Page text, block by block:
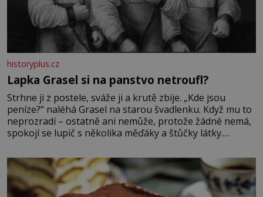
historyplus.cz
Lapka Grasel si na panstvo netroufl?
Strhne ji z postele, sváže ji a krutě zbije. „Kde jsou
peníze?“ naléhá Grasel na starou švadlenku. Když mu to
neprozradí – ostatně ani nemůže, protože žádné nemá,
spokojí se lupič s několika měďáky a štůčky látky.
krutý. Jeho činy budí hrůzu ještě dlouho po jeho smrti